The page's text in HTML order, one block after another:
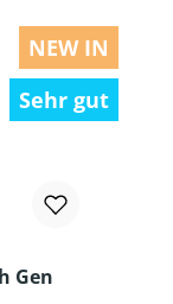
NEW IN
Sehr gut
Gen